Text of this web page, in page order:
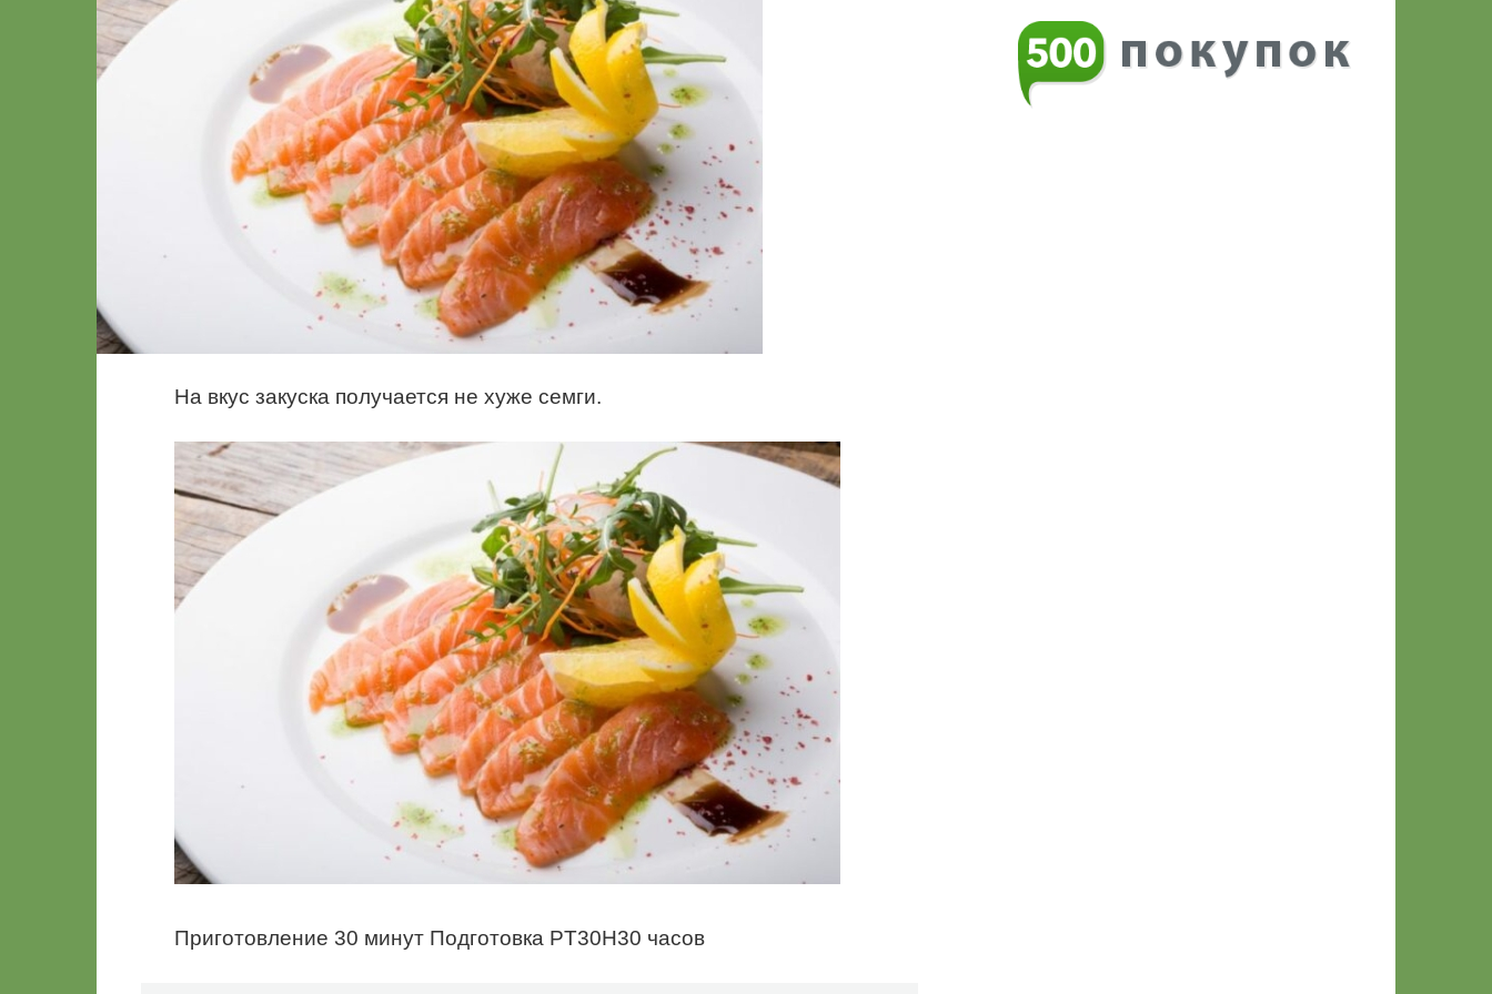
На вкус закуска получается не хуже семги.
Приготовление 30 минут Подготовка PT30H30 часов